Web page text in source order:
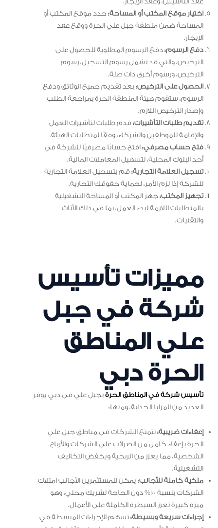
اختيار موقع المكتب أو المساحة:حدد موقع المكتب أو
المساحة ضمن منطقة جبل علي الحرة ووقع عقد
الإيجار.
دفع الرسوم:دفع الرسوم المطلوبة للحصول على
الترخيص، والتي قد تشمل رسوم التسجيل، رسوم
الترخيص، ورسوم أخرى ذات صلة.
الحصول على الترخيص:بعد تقديم جميع الوثائق ودفع
الرسوم، ستقوم هيئة المنطقة الحرة بمراجعة الطلب
وإصدار الترخيص اللازم.
تقديم طلبات التأشيرات:قدم طلبات لتأشيرات العمل
والإقامة للموظفين والشركاء، وفقًا لمتطلبات الهيئة.
فتح حساب مصرفي: افتح حسابًا مصرفيًا للشركة في
أحد البنوك المحلية، لتسهيل المعاملات المالية.
تسجيل العلامة التجارية:قم بتسجيل العلامة التجارية
للشركة إذا لزم الأمر، لحماية حقوقك التجارية.
تجهيز المكتب:جهز المكتب أو المساحة التشغيلية
بالمتطلبات اللازمة لبدء العمل، بما في ذلك الأثاث
والتقنيات.
مميزات تأسيس
شركة في جبل
علي المناطق
الحرة دبي
تأسيس شركة في المناطق الحرةبجبل علي في دبي يوفر
العديد من المزايا الجذابة، ومنها:
إعفاءات ضريبية:تتمتع الشركات في مناطق جبل علي
الحرة بإعفاء كامل من الضرائب على الشركات والأرباح
الشخصية، مما يعزز من الربحية ويخفض التكاليف
التشغيلية.
ملكية كاملة للأجانب: يمكن للمستثمرين الأجانب امتلاك
الشركات بنسبة 100% دون الحاجة لشريك محلي، وهو
ميزة كبيرة تعزز السيطرة الكاملة على الأعمال.
إجراءات سريعة وبسيطة:تسهم الإجراءات المبسطة في